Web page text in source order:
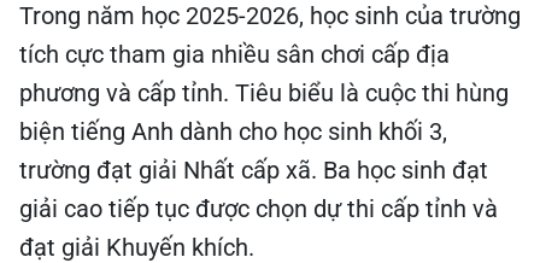
Trong năm học 2025-2026, học sinh của trường
tích cực tham gia nhiều sân chơi cấp địa
phương và cấp tỉnh. Tiêu biểu là cuộc thi hùng
biện tiếng Anh dành cho học sinh khối 3,
trường đạt giải Nhất cấp xã. Ba học sinh đạt
giải cao tiếp tục được chọn dự thi cấp tỉnh và
đạt giải Khuyến khích.